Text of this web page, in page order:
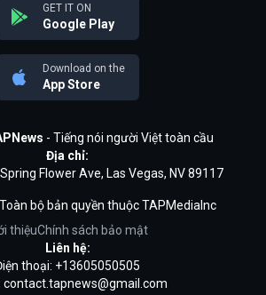
GET IT ON
Google Play
Download on the
App Store
- Tiếng nói người Việt toàn cầu
Địa chỉ:
Flower Ave, Las Vegas, NV 89117
bộ bản quyền thuộc TAPMediaInc
thiệuChính sách bảo mật
Liên hệ:
thoại: +13605050505
contact.tapnews@gmail.com